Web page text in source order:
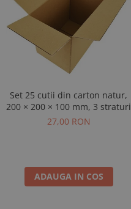
Set 25 cutii din carton natur,
200 × 200 × 100 mm, 3 straturi
27,00 RON
ADAUGA IN COS